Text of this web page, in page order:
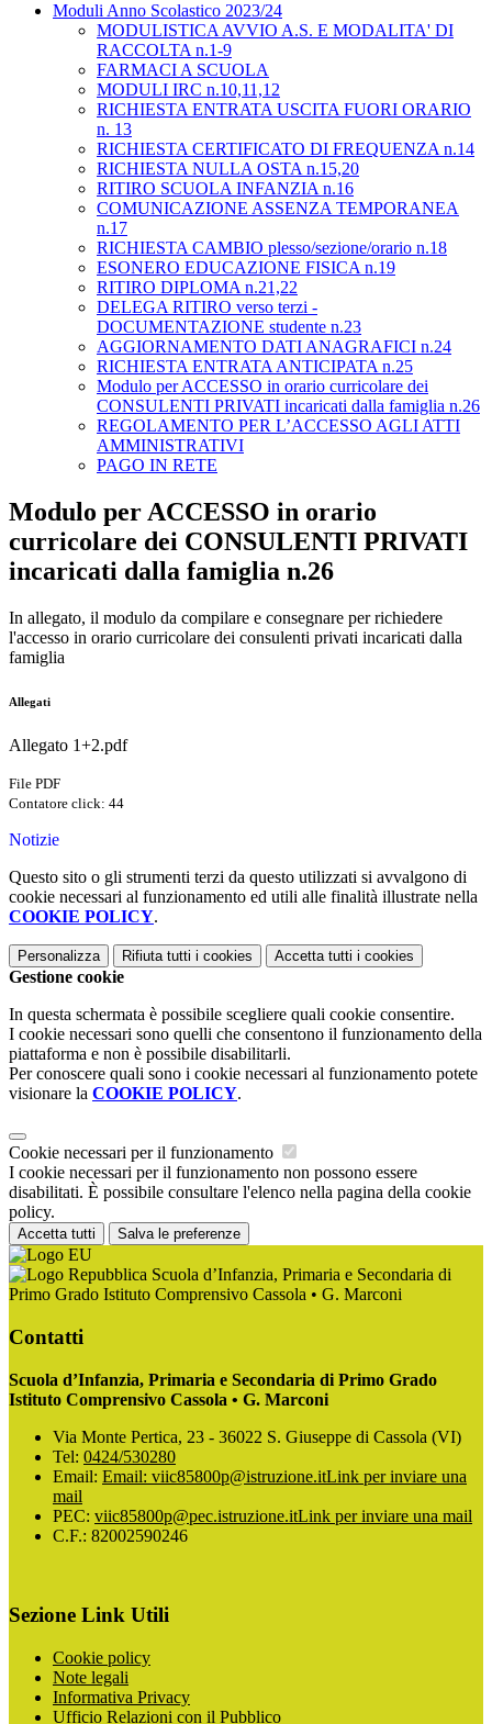
Moduli Anno Scolastico 2023/24
MODULISTICA AVVIO A.S. E MODALITA' DI
RACCOLTA n.1-9
FARMACI A SCUOLA
MODULI IRC n.10,11,12
RICHIESTA ENTRATA USCITA FUORI ORARIO
n. 13
RICHIESTA CERTIFICATO DI FREQUENZA n.14
RICHIESTA NULLA OSTA n.15,20
RITIRO SCUOLA INFANZIA n.16
COMUNICAZIONE ASSENZA TEMPORANEA
n.17
RICHIESTA CAMBIO plesso/sezione/orario n.18
ESONERO EDUCAZIONE FISICA n.19
RITIRO DIPLOMA n.21,22
DELEGA RITIRO verso terzi -
DOCUMENTAZIONE studente n.23
AGGIORNAMENTO DATI ANAGRAFICI n.24
RICHIESTA ENTRATA ANTICIPATA n.25
Modulo per ACCESSO in orario curricolare dei
CONSULENTI PRIVATI incaricati dalla famiglia n.26
REGOLAMENTO PER L’ACCESSO AGLI ATTI
AMMINISTRATIVI
PAGO IN RETE
Modulo per ACCESSO in orario
curricolare dei CONSULENTI PRIVATI
incaricati dalla famiglia n.26
In allegato, il modulo da compilare e consegnare per richiedere
l'accesso in orario curricolare dei consulenti privati incaricati dalla
famiglia
Allegati
Allegato 1+2.pdf
File PDF
Contatore click: 44
Notizie
Questo sito o gli strumenti terzi da questo utilizzati si avvalgono di
cookie necessari al funzionamento ed utili alle finalità illustrate nella
COOKIE POLICY.
Personalizza Rifiuta tutti i cookies Accetta tutti i cookies
Gestione cookie
In questa schermata è possibile scegliere quali cookie consentire.
I cookie necessari sono quelli che consentono il funzionamento della
piattaforma e non è possibile disabilitarli.
Per conoscere quali sono i cookie necessari al funzionamento potete
visionare la COOKIE POLICY.
Cookie necessari per il funzionamento
I cookie necessari per il funzionamento non possono essere
disabilitati. È possibile consultare l'elenco nella pagina della cookie
policy.
Accetta tutti Salva le preferenze
Scuola d’Infanzia, Primaria e Secondaria di
Primo Grado Istituto Comprensivo Cassola • G. Marconi
Contatti
Scuola d’Infanzia, Primaria e Secondaria di Primo Grado
Istituto Comprensivo Cassola • G. Marconi
Via Monte Pertica, 23 - 36022 S. Giuseppe di Cassola (VI)
Tel: 0424/530280
Email: Email: viic85800p@istruzione.itLink per inviare una
mail
PEC: viic85800p@pec.istruzione.itLink per inviare una mail
C.F.: 82002590246
Sezione Link Utili
Cookie policy
Note legali
Informativa Privacy
Ufficio Relazioni con il Pubblico